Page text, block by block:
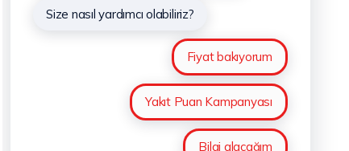
Haberler
Kişisel Verilerin Korunması